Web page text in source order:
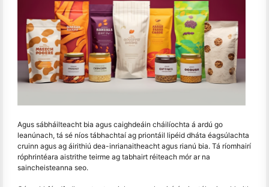
Agus sábháilteacht bia agus caighdeáin cháilíochta á ardú go
leanúnach, tá sé níos tábhachtaí ag priontáil lipéid dháta éagsúlachta
cruinn agus ag áirithiú dea-inrianaitheacht agus rianú bia. Tá ríomhairí
róphrintéara aistrithe teirme ag tabhairt réiteach mór ar na
saincheisteanna seo.